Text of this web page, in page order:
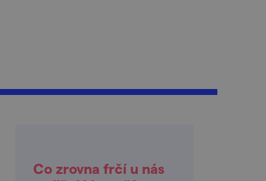
Co zrovna frčí u nás